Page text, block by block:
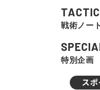
戦術ノート
特別企画
ス